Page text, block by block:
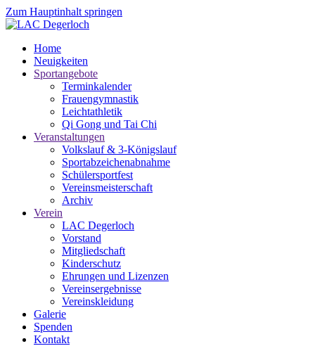
Zum Hauptinhalt springen
Home
Neuigkeiten
Sportangebote
Terminkalender
Frauengymnastik
Leichtathletik
Qi Gong und Tai Chi
Veranstaltungen
Volkslauf & 3-Königslauf
Sportabzeichenabnahme
Schülersportfest
Vereinsmeisterschaft
Archiv
Verein
LAC Degerloch
Vorstand
Mitgliedschaft
Kinderschutz
Ehrungen und Lizenzen
Vereinsergebnisse
Vereinskleidung
Galerie
Spenden
Kontakt